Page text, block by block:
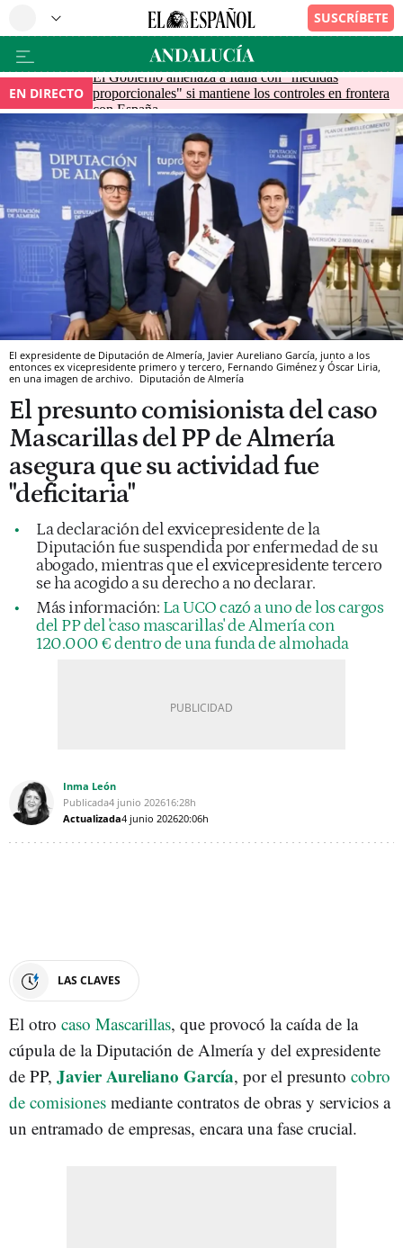
EN DIRECTO
El Gobierno amenaza a Italia con "medidas
proporcionales" si mantiene los controles en frontera
con España
El expresidente de Diputación de Almería, Javier Aureliano García, junto a los
entonces ex vicepresidente primero y tercero, Fernando Giménez y Óscar Liria,
en una imagen de archivo. Diputación de Almería
El presunto comisionista del caso
Mascarillas del PP de Almería
asegura que su actividad fue
"deficitaria"
La declaración del exvicepresidente de la
Diputación fue suspendida por enfermedad de su
abogado, mientras que el exvicepresidente tercero
se ha acogido a su derecho a no declarar.
Más información: La UCO cazó a uno de los cargos
del PP del 'caso mascarillas' de Almería con
120.000 € dentro de una funda de almohada
Inma León
Publicada4 junio 202616:28h
Actualizada4 junio 202620:06h
LAS CLAVES
El otro caso Mascarillas, que provocó la caída de la
cúpula de la Diputación de Almería y del expresidente
de PP, Javier Aureliano García, por el presunto cobro
de comisiones mediante contratos de obras y servicios a
un entramado de empresas, encara una fase crucial.